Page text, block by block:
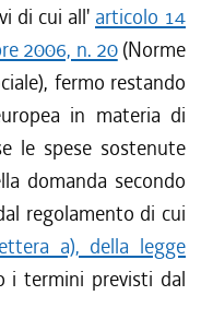
di cui all' articolo 14
2006, n. 20(Norme
fermo restando
in materia di
le spese sostenute
domanda secondo
regolamento di cui
a), della legge
i termini previsti dal